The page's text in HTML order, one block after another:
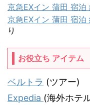
京急EXイン 蒲田 宿泊
京急EXイン 蒲田 宿泊
り
お役立ち アイテム
ベルトラ (ツアー)
Expedia (海外ホテ